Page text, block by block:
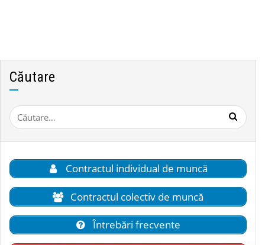
Căutare
Caută
după:
Contractul individual de muncă
Contractul colectiv de muncă
Întrebări frecvente